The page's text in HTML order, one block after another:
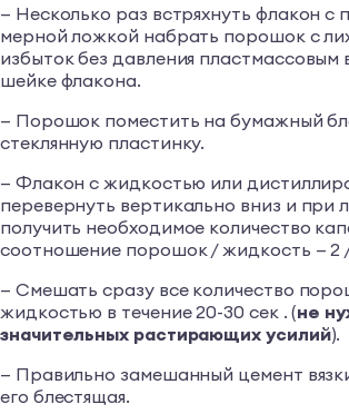
— Несколько раз встряхнуть флакон с
мерной ложкой набрать порошок с
избыток без давления пластмассовым
шейке флакона.
— Порошок поместить на бумажный
стеклянную пластинку.
— Флакон с жидкостью или
перевернуть вертикально вниз и при
получить необходимое количество
соотношение порошок / жидкость — 2
— Смешать сразу все количество
жидкостью в течение 20-30 сек . (не
значительных растирающих усилий).
— Правильно замешанный цемент
его блестящая.